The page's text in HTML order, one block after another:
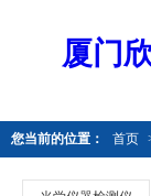
厦门
您当前的位置： 首页